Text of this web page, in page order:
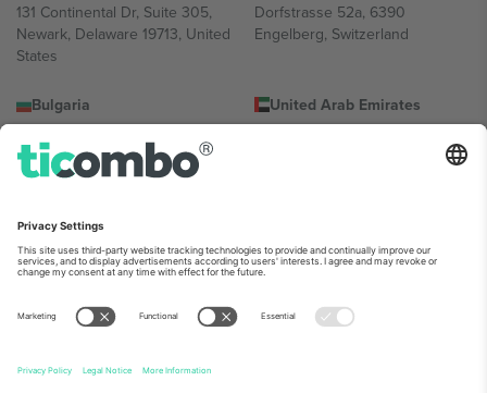
131 Continental Dr, Suite 305,
Newark, Delaware 19713, United
States
Dorfstrasse 52a, 6390
Engelberg, Switzerland
Bulgaria
Totleben 53-55, 1606 Sofia,
Bulgaria
United Arab Emirates
Building A1, Office 302, Dubai,
Mexico
Av Chapultepec 360, Roma
Norte, Cuauhtémoc, 06700
Ciudad de México, CDMX,
Mexico
პლატფორმის პროვაიდერის იურიდიული პირი იცვლება